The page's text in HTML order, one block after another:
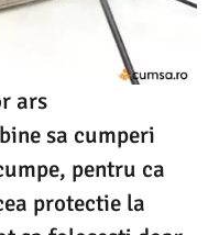
ars
sa cumperi
pentru ca
protectie la